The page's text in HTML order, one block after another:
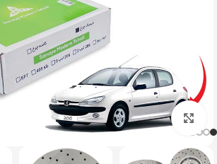
بزرگنمایی تصویر